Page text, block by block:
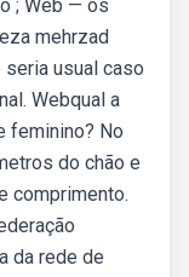
; Web — os
mehrzad
seria usual caso
Webqual a
feminino? No
do chão e
comprimento.
da rede de